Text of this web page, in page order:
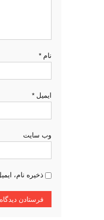
نام *
ایمیل *
وب‌ سایت
ذخیره نام،